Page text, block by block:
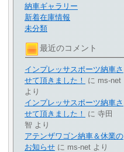
納車ギャラリー
新着在庫情報
未分類
最近のコメント
インプレッサスポーツ納車さ
せて頂きました！
に ms-net
より
インプレッサスポーツ納車さ
せて頂きました！
に 寺田
智 より
アテンザワゴン納車＆休業の
お知らせ に ms-net より